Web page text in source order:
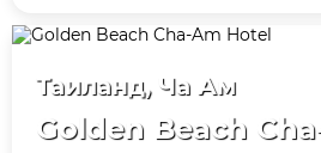
Таиланд, Ча Ам
Golden Beach